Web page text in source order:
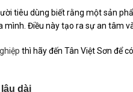
tiêu dùng biết rằng một sản
Điều này tạo ra sự an tâm
thì hãy đến Tân Việt Sơn để
dài